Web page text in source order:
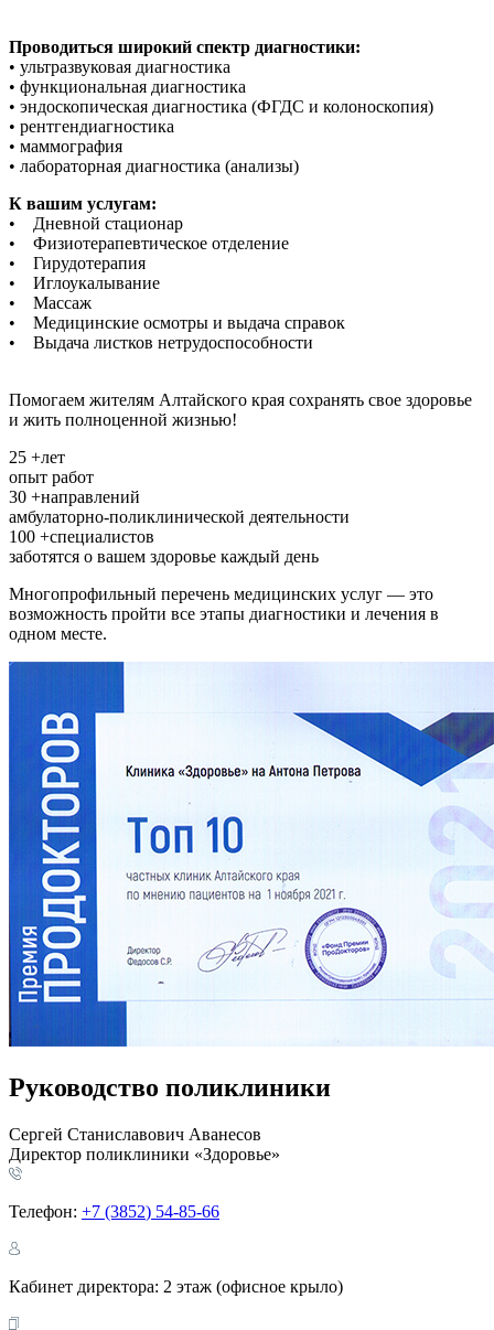
Проводиться широкий спектр диагностики:
• ультразвуковая диагностика
• функциональная диагностика
• эндоскопическая диагностика (ФГДС и колоноскопия)
• рентгендиагностика
• маммография
• лабораторная диагностика (анализы)
К вашим услугам:
• Дневной стационар
• Физиотерапевтическое отделение
• Гирудотерапия
• Иглоукалывание
• Массаж
• Медицинские осмотры и выдача справок
• Выдача листков нетрудоспособности
Помогаем жителям Алтайского края сохранять свое здоровье
и жить полноценной жизнью!
25 +лет
опыт работ
30 +направлений
амбулаторно-поликлинической деятельности
100 +специалистов
заботятся о вашем здоровье каждый день
Многопрофильный перечень медицинских услуг — это
возможность пройти все этапы диагностики и лечения в
одном месте.
Руководство поликлиники
Сергей Станиславович Аванесов
Директор поликлиники «Здоровье»
Телефон: +7 (3852) 54-85-66
Кабинет директора: 2 этаж (офисное крыло)